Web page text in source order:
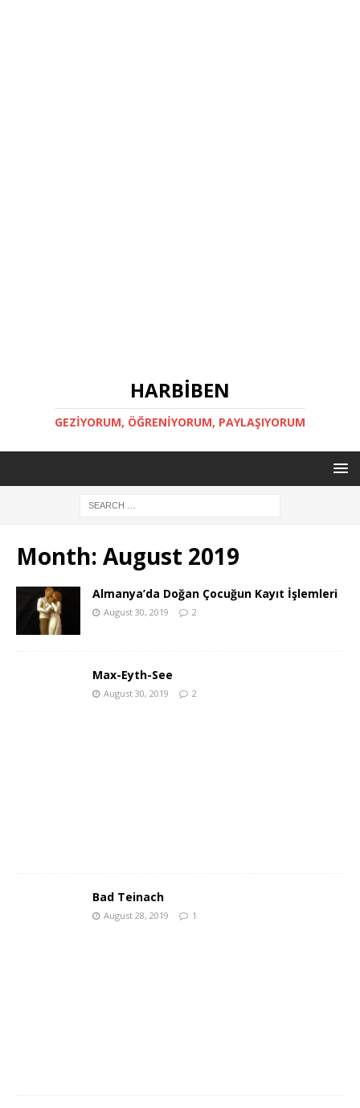
HARBİBEN
GEZİYORUM, ÖĞRENİYORUM, PAYLAŞIYORUM
Month: August 2019
Almanya’da Doğan Çocuğun Kayıt İşlemleri
August 30, 2019 2
Max-Eyth-See
August 30, 2019 2
Bad Teinach
August 28, 2019 1